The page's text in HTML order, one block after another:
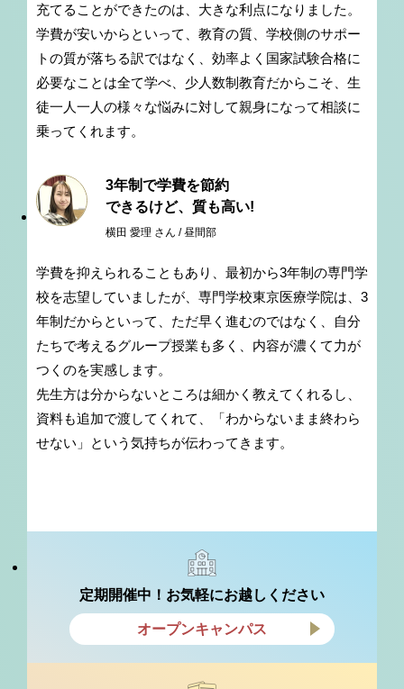
充てることができたのは、大きな利点になりました。
学費が安いからといって、教育の質、学校側のサポー
トの質が落ちる訳ではなく、効率よく国家試験合格に
必要なことは全て学べ、少人数制教育だからこそ、生
徒一人一人の様々な悩みに対して親身になって相談に
乗ってくれます。
3年制で学費を節約
できるけど、質も高い!
横田 愛理 さん / 昼間部
学費を抑えられることもあり、最初から3年制の専門学
校を志望していましたが、専門学校東京医療学院は、3
年制だからといって、ただ早く進むのではなく、自分
たちで考えるグループ授業も多く、内容が濃くて力が
つくのを実感します。
先生方は分からないところは細かく教えてくれるし、
資料も追加で渡してくれて、「わからないまま終わら
せない」という気持ちが伝わってきます。
定期開催中！お気軽にお越しください
オープンキャンパス